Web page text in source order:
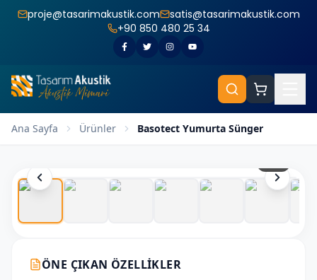
proje@tasarimakustik.com
satis@tasarimakustik.com
+90 850 480 25 34
Ana Sayfa Ürünler Basotect Yumurta Sünger
ÖNE ÇIKAN ÖZELLIKLER